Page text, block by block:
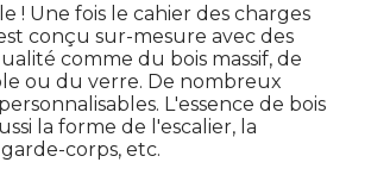
! Une fois le cahier des charges
conçu sur-mesure avec des
comme du bois massif, de
ou du verre. De nombreux
L'essence de bois
la forme de l'escalier, la
corps, etc.